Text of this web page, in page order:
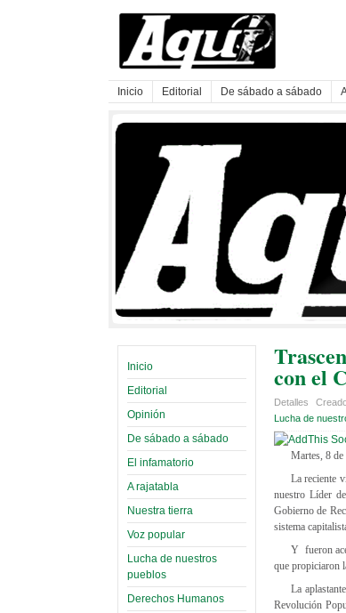
Inicio Editorial De sábado a sábado
Inicio
Editorial
Opinión
De sábado a sábado
El infamatorio
A rajatabla
Nuestra tierra
Voz popular
Lucha de nuestros
pueblos
Derechos Humanos
con el
Detalles
Lucha de
Martes, 8
La reciente
nuestro Líder
Gobierno de
sistema
Y fueron
que propiciaron
La
Revolución